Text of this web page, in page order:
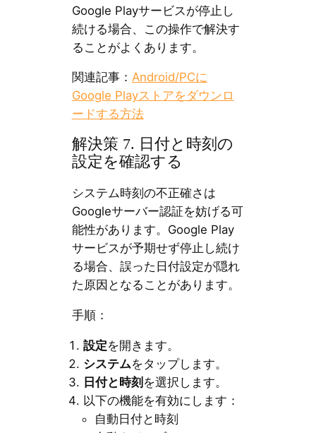
Google Playサービスが停止し
続ける場合、この操作で解決す
ることがよくあります。
関連記事： Android/PCに
Google Playストアをダウンロ
ードする方法
解決策 7. 日付と時刻の
設定を確認する
システム時刻の不正確さは
Googleサーバー認証を妨げる可
能性があります。Google Play
サービスが予期せず停止し続け
る場合、誤った日付設定が隠れ
た原因となることがあります。
手順：
設定を開きます。
システムをタップします。
日付と時刻 を選択します。
以下の機能を有効にします：
自動日付と時刻